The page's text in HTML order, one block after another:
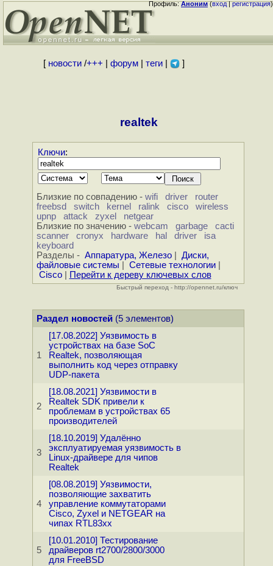
Профиль:Аноним(вход|регистрация)
[ новости/+++ форум| теги| ]
realtek
Ключи:
Близкие по совпадению - wifi driver
router
freebsd
switch kernel ralink cisco
wireless
upnp
attack zyxel
netgear
Близкие по значению - webcam garbage
cacti
scanner
cronyx hardware hal driver
isa
keyboard
Разделы - Аппаратура, Железо| Диски,
файловые системы
Сетевые технологии|
Cisco| Перейти к дереву ключевых слов
Быстрый переход - http://opennet.ru/ключ
Раздел новостей(5 элементов)
1
[17.08.2022] Уязвимость в
устройствах на базе SoC
Realtek, позволяющая
выполнить код через отправку
UDP-пакета
2
[18.08.2021] Уязвимости в
Realtek SDK привели к
проблемам в устройствах 65
производителей
3
[18.10.2019] Удалённо
эксплуатируемая уязвимость в
Linux-драйвере для чипов
Realtek
4
[08.08.2019] Уязвимости,
позволяющие захватить
управление коммутаторами
Cisco, Zyxel и NETGEAR на
чипах RTL83xx
5
[10.01.2010] Тестирование
драйверов rt2700/2800/3000
для FreeBSD